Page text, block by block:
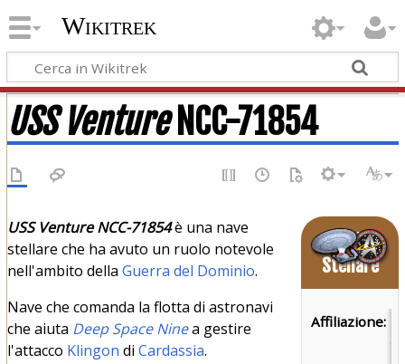
Wikitrek
USS VentureNCC-71854
Nave
Stellare
Affiliazione:
USS Venture NCC-71854è una nave
stellare che ha avuto un ruolo notevole
nell'ambito della Guerra del Dominio.
Nave che comanda la flotta di astronavi
che aiuta Deep Space Ninea gestire
l'attacco Klingon di Cardassia.